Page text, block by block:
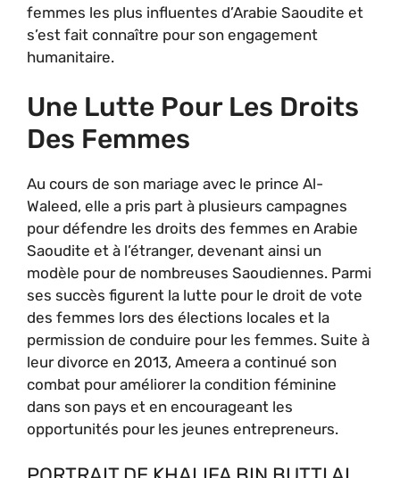
femmes les plus influentes d’Arabie Saoudite et
s’est fait connaître pour son engagement
humanitaire.
Une Lutte Pour Les Droits
Des Femmes
Au cours de son mariage avec le prince Al-
Waleed, elle a pris part à plusieurs campagnes
pour défendre les droits des femmes en Arabie
Saoudite et à l’étranger, devenant ainsi un
modèle pour de nombreuses Saoudiennes. Parmi
ses succès figurent la lutte pour le droit de vote
des femmes lors des élections locales et la
permission de conduire pour les femmes. Suite à
leur divorce en 2013, Ameera a continué son
combat pour améliorer la condition féminine
dans son pays et en encourageant les
opportunités pour les jeunes entrepreneurs.